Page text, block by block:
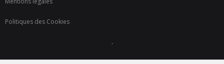
Politiques des Cookies
.